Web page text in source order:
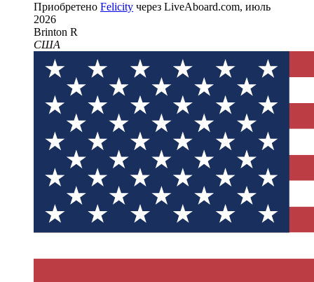
Приобретено Felicity через LiveAboard.com, июль
2026
Brinton R
США